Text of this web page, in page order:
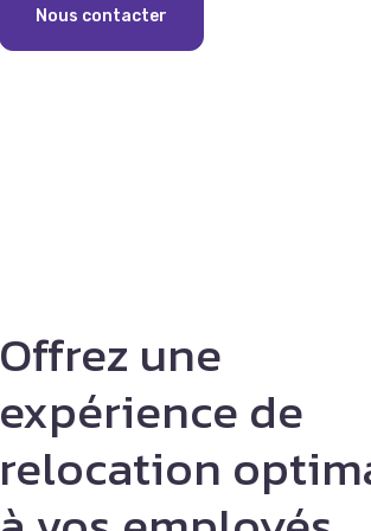
Nous contacter
Offrez une
expérience de
relocation